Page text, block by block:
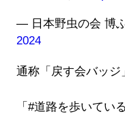
— 日本野虫の会 博
2024
通称「戻す会バッジ
「#道路を歩いてい